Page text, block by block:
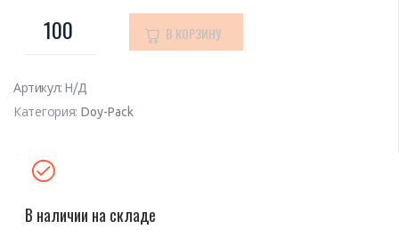
В КОРЗИНУ
Артикул:Н/Д
Категория: Doy-Pack
В наличии на складе